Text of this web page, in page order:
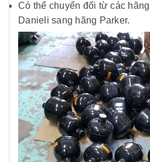
Có thể chuyển đổi từ các
Danieli sang hãng Parker.